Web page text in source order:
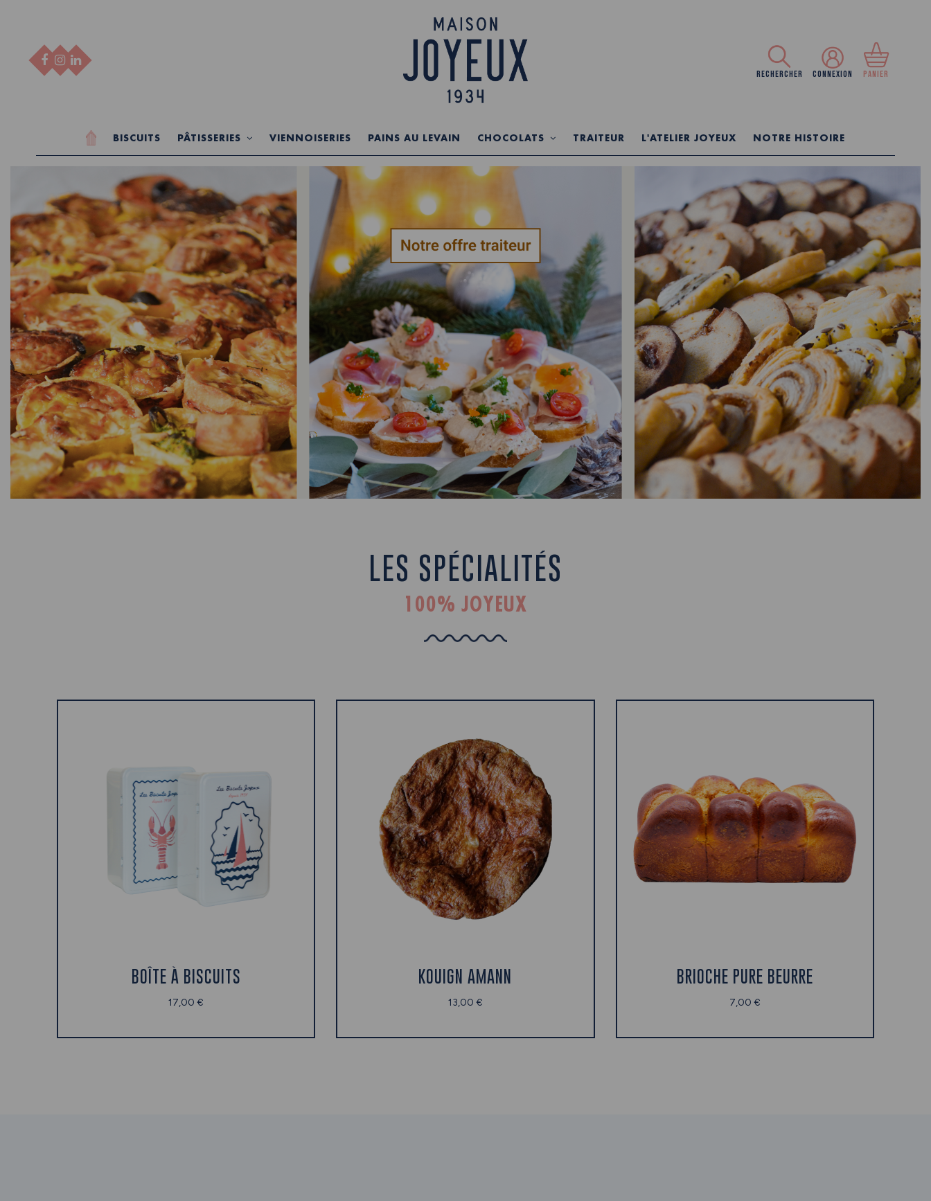
RECHERCHER CONNEXION PANIER
BISCUITS PÂTISSERIES VIENNOISERIES PAINS AU LEVAIN CHOCOLATS TRAITEUR L'ATELIER JOYEUX NOTRE HISTOIRE
LES SPÉCIALITÉS
100% JOYEUX
BOÎTE À BISCUITS
17,00 €
KOUIGN AMANN
13,00 €
BRIOCHE PURE BEURRE
7,00 €